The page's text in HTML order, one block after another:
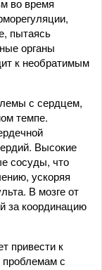
во время
пытаясь
органы
к необратимым
с сердцем,
темпе.
Высокие
сосуды, что
ускоряя
В мозге от
за координацию
привести к
с